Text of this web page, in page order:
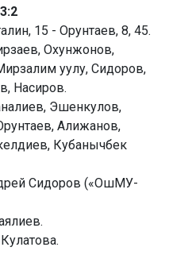
15 - Орунтаев, 8, 45.
Охунжонов,
уулу, Сидоров,
Насиров.
Эшенкулов,
Алижанов,
Кубанычбек
Сидоров («ОшМУ-